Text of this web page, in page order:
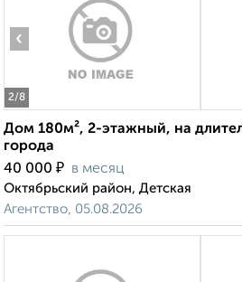
2/8
‹
Дом 180м², 2-этажный, на
города
40 000 ₽ в месяц
Октябрьский район, Детская
Агентство, 05.08.2026